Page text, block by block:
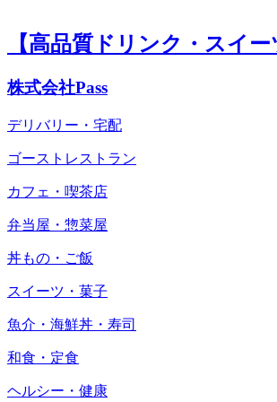
【高品質ドリンク・スイ
株式会社Pass
デリバリー・宅配
ゴーストレストラン
カフェ・喫茶店
弁当屋・惣菜屋
丼もの・ご飯
スイーツ・菓子
魚介・海鮮丼・寿司
和食・定食
ヘルシー・健康